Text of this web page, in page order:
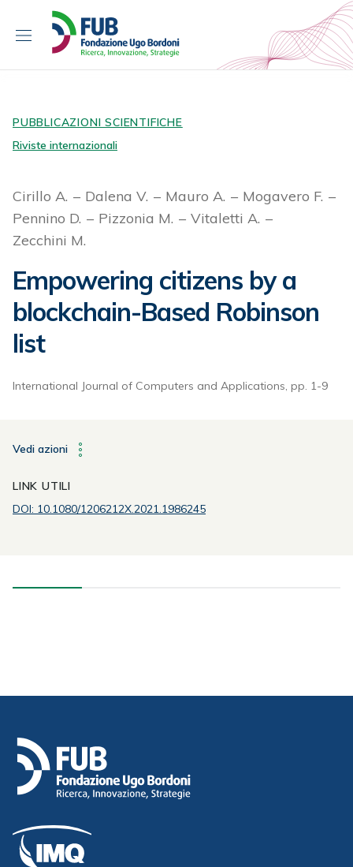
p
PUBBLICAZIONI SCIENTIFICHE
Riviste internazionali
Cirillo A. Dalena V. Mauro A.
Mogavero F.
Pennino D.
Pizzonia M.
Vitaletti A.
Zecchini M.
Empowering citizens by a
blockchain-Based Robinson
list
International Journal of Computers and Applications, pp. 1-9
Vedi azioni
LINK UTILI
DOI: 10.1080/1206212X.2021.1986245